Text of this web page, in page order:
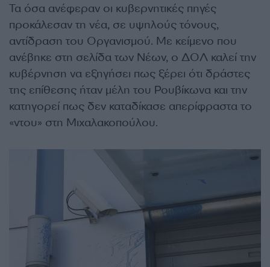
Τα όσα ανέφεραν οι κυβερνητικές πηγές
προκάλεσαν τη νέα, σε υψηλούς τόνους,
αντίδραση του Οργανισμού. Με κείμενο που
ανέβηκε στη σελίδα των Νέων, ο ΔΟΛ καλεί την
κυβέρνηση να εξηγήσει πως ξέρει ότι δράστες
της επίθεσης ήταν μέλη του Ρουβίκωνα και την
κατηγορεί πως δεν καταδίκασε απερίφραστα το
«ντου» στη Μιχαλακοπούλου.